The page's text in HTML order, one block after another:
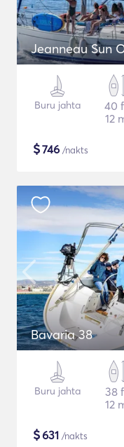
Jeanneau Sun
Buru jahta
40
12
$746 /nakts
Bavaria 38
Buru jahta
38
12
$631 /nakts